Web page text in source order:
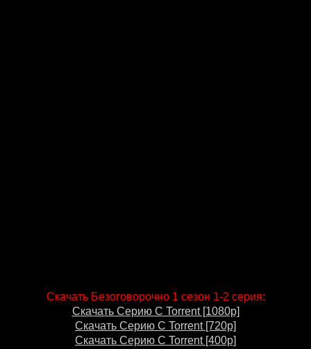
Скачать Безоговорочно 1 сезон 1-2 серия:
Скачать Серию С Torrent [1080p]
Скачать Серию С Torrent [720p]
Скачать Серию С Torrent [400p]